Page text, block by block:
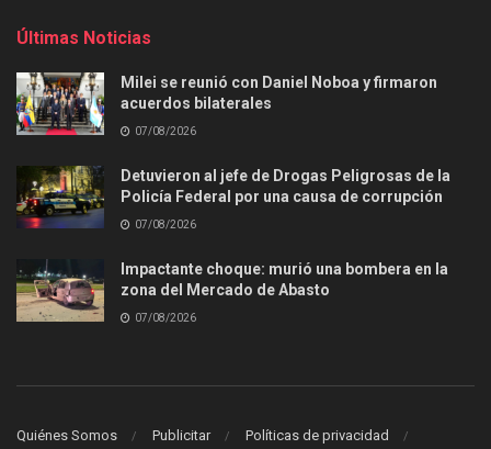
Últimas Noticias
Milei se reunió con Daniel Noboa y firmaron
acuerdos bilaterales
07/08/2026
Detuvieron al jefe de Drogas Peligrosas de la
Policía Federal por una causa de corrupción
07/08/2026
Impactante choque: murió una bombera en la
zona del Mercado de Abasto
07/08/2026
Quiénes Somos Publicitar
Políticas de privacidad